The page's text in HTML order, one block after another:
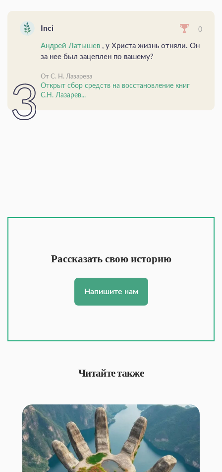
Inci 0
Андрей Латышев , у Христа жизнь отняли. Он
за нее был зацеплен по вашему?
От С. Н. Лазарева
Открыт сбор средств на восстановление книг
С.Н. Лазарев...
Рассказать свою историю
Напишите нам
Читайте также